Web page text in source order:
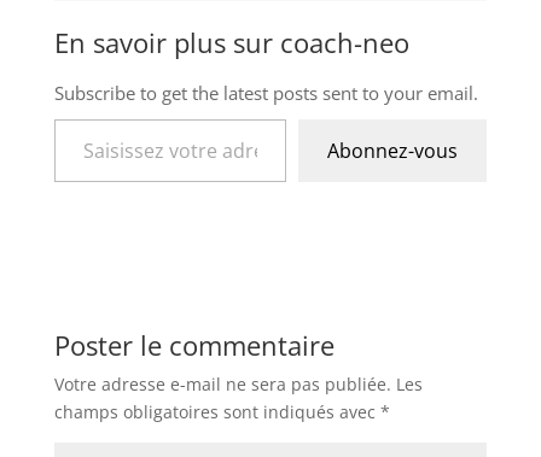
En savoir plus sur coach-neo
Subscribe to get the latest posts sent to your email.
Saisissez votre adresse e-mail…
Abonnez-vous
Poster le commentaire
Votre adresse e-mail ne sera pas publiée. Les
champs obligatoires sont indiqués avec *